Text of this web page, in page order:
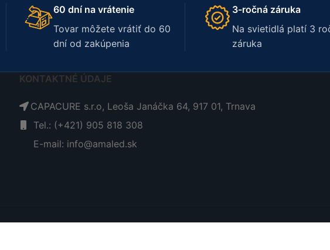
60 dní na vrátenie
Tovar môžete vrátiť do 60
dní od zakúpenia
3-ročná záruka
Na svietidlá platí 3
záruka
KONTAKTNÉ ÚDAJE
CAPACURE s.r.o, Leoša Janáčka 64, 917 01, Trnava
Tel.: (+421) 905 818 308
E-mail: info@amaled.sk